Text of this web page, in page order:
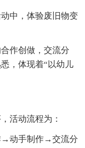
中，体验废旧物变
作创做，交流分
，体现着“以幼儿
活动流程为：
动手制作→交流分